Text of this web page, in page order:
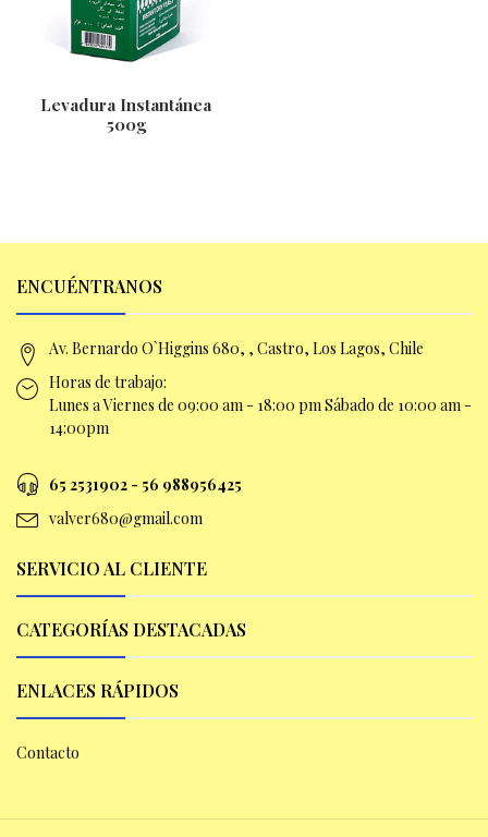
Levadura Instantánea
500g
ENCUÉNTRANOS
Av. Bernardo O`Higgins 680, , Castro, Los Lagos, Chile
Horas de trabajo:
Lunes a Viernes de 09:00 am - 18:00 pm Sábado de 10:00 am -
14:00pm
65 2531902 - 56 988956425
valver680@gmail.com
SERVICIO AL CLIENTE
CATEGORÍAS DESTACADAS
ENLACES RÁPIDOS
Contacto